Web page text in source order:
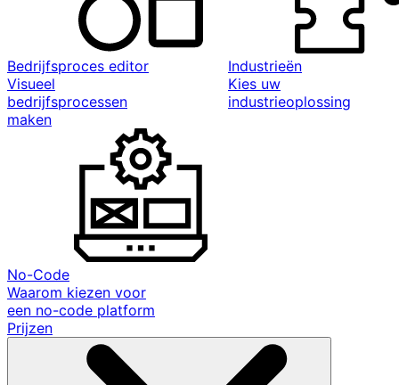
Bedrijfsproces editor
Visueel
bedrijfsprocessen
maken
Industrieën
Kies uw
industrieoplossing
No-Code
Waarom kiezen voor
een no-code platform
Prijzen